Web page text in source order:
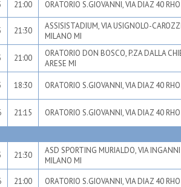
21:00 ORATORIO S.GIOVANNI, VIA DIAZ 40
21:30
ASSISISTADIUM, VIA USIGNOLO-
MILANO MI
21:00
ORATORIO DON BOSCO, P.ZA DALLA
ARESE MI
18:30 ORATORIO S.GIOVANNI, VIA DIAZ 40
21:15 ORATORIO S.GIOVANNI, VIA DIAZ 40
21:30
ASD SPORTING MURIALDO, VIA
MILANO MI
21:00 ORATORIO S.GIOVANNI, VIA DIAZ 40